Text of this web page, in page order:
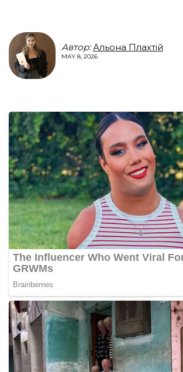
Автор: Альона Плахтій
MAY 8, 2026